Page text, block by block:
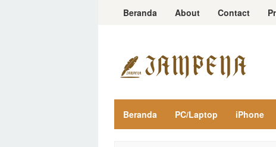
LoncatBeranda About Contact
Beranda PC/Laptop iPhone